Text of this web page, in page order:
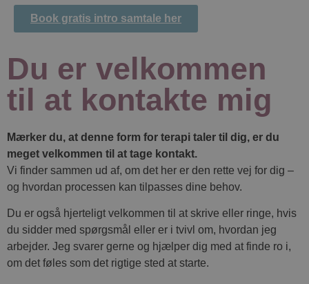
Book gratis intro samtale her
Du er velkommen
til at kontakte mig
Mærker du, at denne form for terapi taler til dig, er du
meget velkommen til at tage kontakt.
Vi finder sammen ud af, om det her er den rette vej for dig –
og hvordan processen kan tilpasses dine behov.
Du er også hjerteligt velkommen til at skrive eller ringe, hvis
du sidder med spørgsmål eller er i tvivl om, hvordan jeg
arbejder. Jeg svarer gerne og hjælper dig med at finde ro i,
om det føles som det rigtige sted at starte.